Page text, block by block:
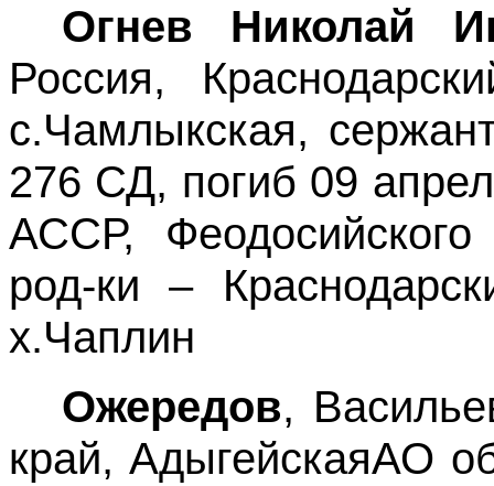
Огнев Николай
Россия,
с.Чамлыкская,
276 СД, погиб 09
АССР,
род-ки –
х.Чаплин
Ожередов,
край, АдыгейскаяАО